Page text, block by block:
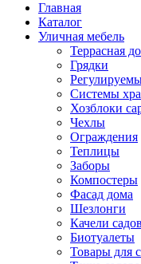
Главная
Каталог
Уличная мебель
Террасная
Грядки
Системы
Хозблоки
Чехлы
Ограждения
Теплицы
Заборы
Компостеры
Фасад дома
Шезлонги
Качели
Биотуалеты
Товары для